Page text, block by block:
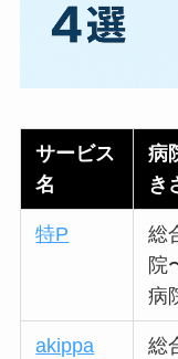
サービス
名
病
き
特P
総
院
病
akippa
総